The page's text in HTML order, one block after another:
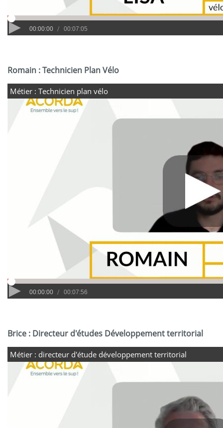
Romain : Technicien Plan Vélo
Brice : Directeur d'études Développement territorial